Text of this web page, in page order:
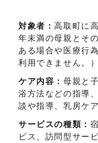
対象者：高取町に
年未満の母親とそ
ある場合や医療行
利用できません。）
ケア内容： 母親と
浴方法などの指導
談や指導、乳房ケ
サービスの種類：
ビス、訪問型サー